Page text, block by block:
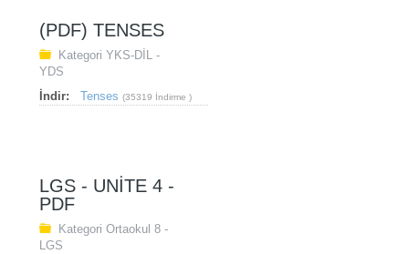
(PDF) TENSES
Kategori YKS-DİL -
YDS
İndir:
Tenses (35319 İndirme )
LGS - UNITE 4 -
PDF
Kategori Ortaokul 8 -
LGS